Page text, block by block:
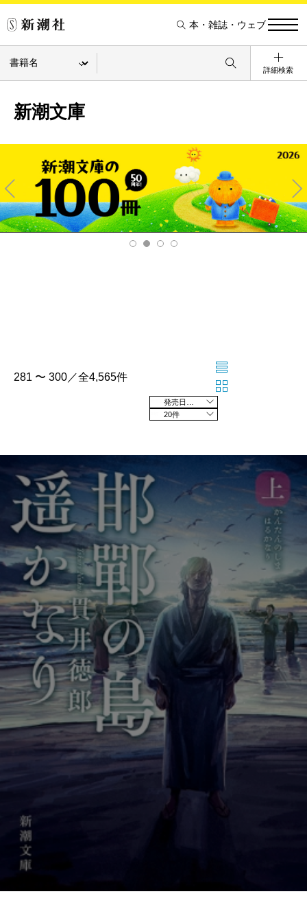
本・雑誌・ウェブ
詳細検索
新潮文庫
Pre
v
Ne
xt
281 〜 300／全4,565件
20件